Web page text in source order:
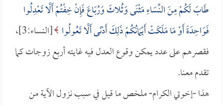
طَابَ لَكُمْ مِنَ النِّسَاءِ مَثْنَى وَثُلاثَ وَرُبَاعَ فَإِنْ خِفْتُمْ أَلَّا تَعْدِلُوا
فَوَاحِدَةً أَوْ مَا مَلَكَتْ أَيْمَانُكُمْ ذَلِكَ أَدْنَى أَلَّا تَعُولُوا
[النساء:3]،
فقصرهم على عدد يمكن وقوع العدل فيه غايته أربع زوجات كما
تقدم معنا.
هذا -إخوتي الكرام- ملخص ما قيل في سبب نزول الآية من